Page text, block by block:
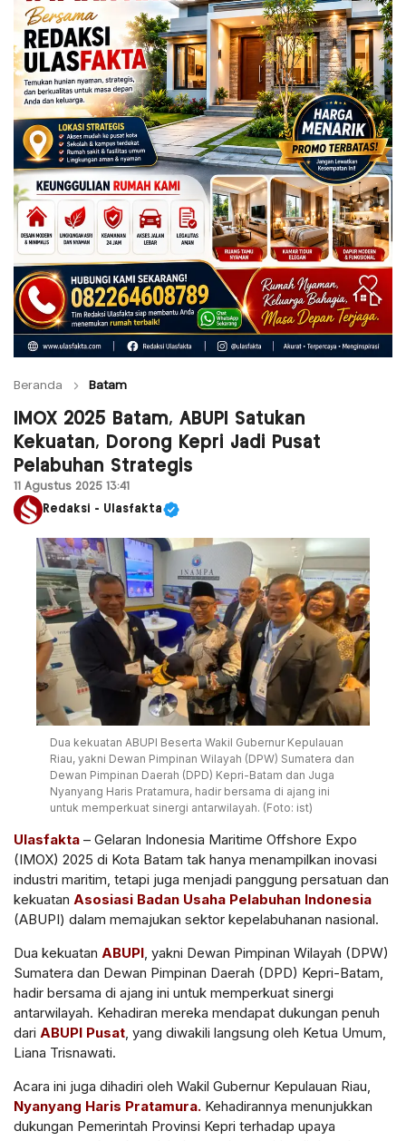
Beranda Batam
IMOX 2025 Batam, ABUPI Satukan
Kekuatan, Dorong Kepri Jadi Pusat
Pelabuhan Strategis
11 Agustus 2025 13:41
Redaksi - Ulasfakta
Dua kekuatan ABUPI Beserta Wakil Gubernur Kepulauan
Riau, yakni Dewan Pimpinan Wilayah (DPW) Sumatera dan
Dewan Pimpinan Daerah (DPD) Kepri-Batam dan Juga
Nyanyang Haris Pratamura, hadir bersama di ajang ini
untuk memperkuat sinergi antarwilayah. (Foto: ist)
Ulasfakta – Gelaran Indonesia Maritime Offshore Expo
(IMOX) 2025 di Kota Batam tak hanya menampilkan inovasi
industri maritim, tetapi juga menjadi panggung persatuan dan
kekuatan Asosiasi Badan Usaha Pelabuhan Indonesia
(ABUPI) dalam memajukan sektor kepelabuhanan nasional.
Dua kekuatan ABUPI, yakni Dewan Pimpinan Wilayah (DPW)
Sumatera dan Dewan Pimpinan Daerah (DPD) Kepri-Batam,
hadir bersama di ajang ini untuk memperkuat sinergi
antarwilayah. Kehadiran mereka mendapat dukungan penuh
dari ABUPI Pusat, yang diwakili langsung oleh Ketua Umum,
Liana Trisnawati.
Acara ini juga dihadiri oleh Wakil Gubernur Kepulauan Riau,
Nyanyang Haris Pratamura. Kehadirannya menunjukkan
dukungan Pemerintah Provinsi Kepri terhadap upaya